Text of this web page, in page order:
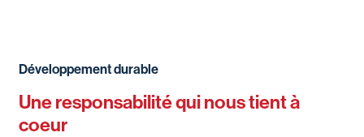
Développement durable
Une responsabilité qui nous tient à
coeur